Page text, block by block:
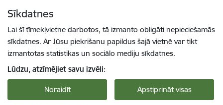
Sīkdatnes
Lai šī tīmekļvietne darbotos, tā izmanto obligāti nepieciešamās
sīkdatnes. Ar Jūsu piekrišanu papildus šajā vietnē var tikt
izmantotas statistikas un sociālo mediju sīkdatnes.
Lūdzu, atzīmējiet savu izvēli:
Noraidīt Apstiprināt visas